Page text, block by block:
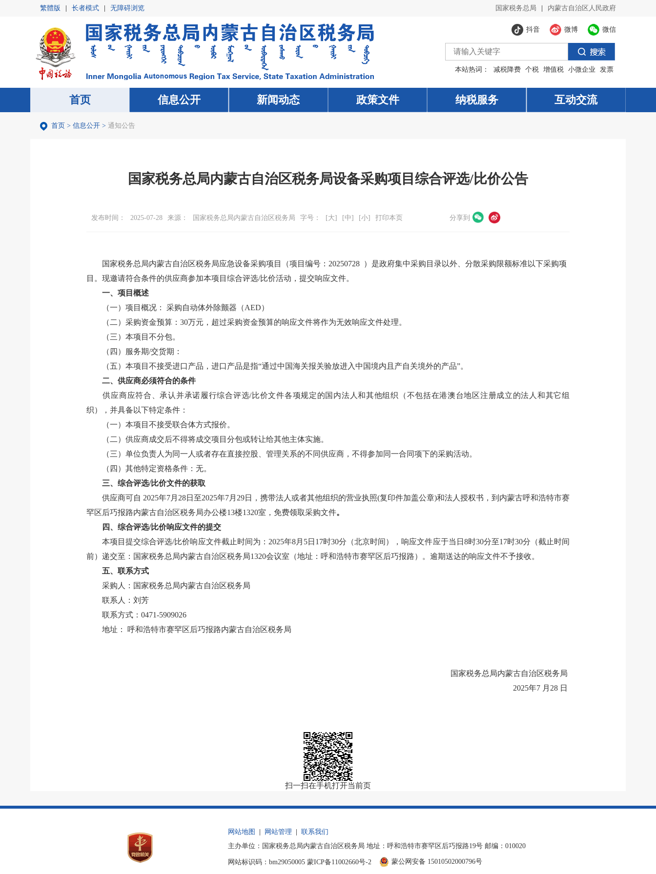
繁體版 长者模式 无障碍浏览 国家税务总局 内蒙古自治区人民政府
微信
微博
抖音
本站热词： 减税降费 个税 增值税 小微企业 发票
首页 信息公开 新闻动态 政策文件 纳税服务 互动交流
首页 信息公开 新闻动态 政策文件 纳税服务 互动交流
首页 > 信息公开 > 通知公告
国家税务总局内蒙古自治区税务局设备采购项目综合评选/比价公告
发布时间： 2025-07-28 来源： 国家税务总局内蒙古自治区税务局 字号： [大] [中] [小] 打印本页 分享到
国家税务总局内蒙古自治区税务局应急设备采购项目（项目编号：20250728 ）是政府集中采购目录以外、分散采购限额标准以下采购项
目。现邀请符合条件的供应商参加本项目综合评选/比价活动，提交响应文件。
一、项目概述
（一）项目概况：
采购自动体外除颤器（AED）
（二）采购资金预算： 30万元，超过采购资金预算的响应文件将作为无效响应文件处理。
（三）本项目不分包。
（四）服务期/交货期：
（五）本项目不接受进口产品，进口产品是指“通过中国海关报关验放进入中国境内且产自关境外的产品”。
二、供应商必须符合的条件
供应商应符合、承认并承诺履行综合评选/比价文件各项规定的国内法人和其他组织（不包括在港澳台地区注册成立的法人和其它组
织），并具备以下特定条件：
（一）本项目不接受联合体方式报价。
（二）供应商成交后不得将成交项目分包或转让给其他主体实施。
（三）单位负责人为同一人或者存在直接控股、管理关系的不同供应商，不得参加同一合同项下的采购活动。
（四）其他特定资格条件：无。
三、综合评选/比价文件的获取
供应商可自 2025年7月 28日至2025年7月 29日， 携带法人或者其他组织的营业执照(复印件加盖公章)和法人授权书 ，到 内蒙古呼和浩特市赛
罕区后巧报路内蒙古自治区税务局办公楼13楼1320室，免费领取采购文件。
四、综合评选/比价响应文件的提交
本项目提交综合评选/比价响应文件截止时间为： 2025年8月 5日 17时30分（北京时间），响应文件应于当日 8时30分至17时30分（截止时间
前）递交至：国家税务总局内蒙古自治区税务局1320会议室（地址：呼和浩特市赛罕区后巧报路）。逾期送达的响应文件不予接收。
五、联系方式
采购人：国家税务总局内蒙古自治区税务局
联系人： 刘芳
联系方式： 0471-5909026
地址：
呼和浩特市赛罕区后巧报路内蒙古自治区税务局
国家税务总局内蒙古自治区税务局
2025年7 月 28 日
扫一扫在手机打开当前页
网站地图 网站管理
联系我们
主办单位：国家税务总局内蒙古自治区税务局 地址：呼和浩特市赛罕区后巧报路19号 邮编：010020
网站标识码：bm29050005 蒙ICP备11002660号-2 蒙公网安备 15010502000796号